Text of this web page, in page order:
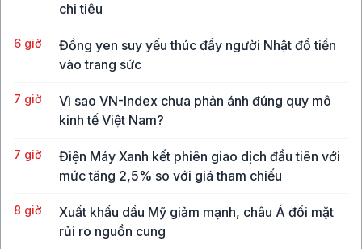
chi tiêu
6 giờ
Đồng yen suy yếu thúc đẩy người Nhật đổ tiền
vào trang sức
7 giờ
Vì sao VN-Index chưa phản ánh đúng quy mô
kinh tế Việt Nam?
7 giờ
Điện Máy Xanh kết phiên giao dịch đầu tiên với
mức tăng 2,5% so với giá tham chiếu
8 giờ
Xuất khẩu dầu Mỹ giảm mạnh, châu Á đối mặt
rủi ro nguồn cung